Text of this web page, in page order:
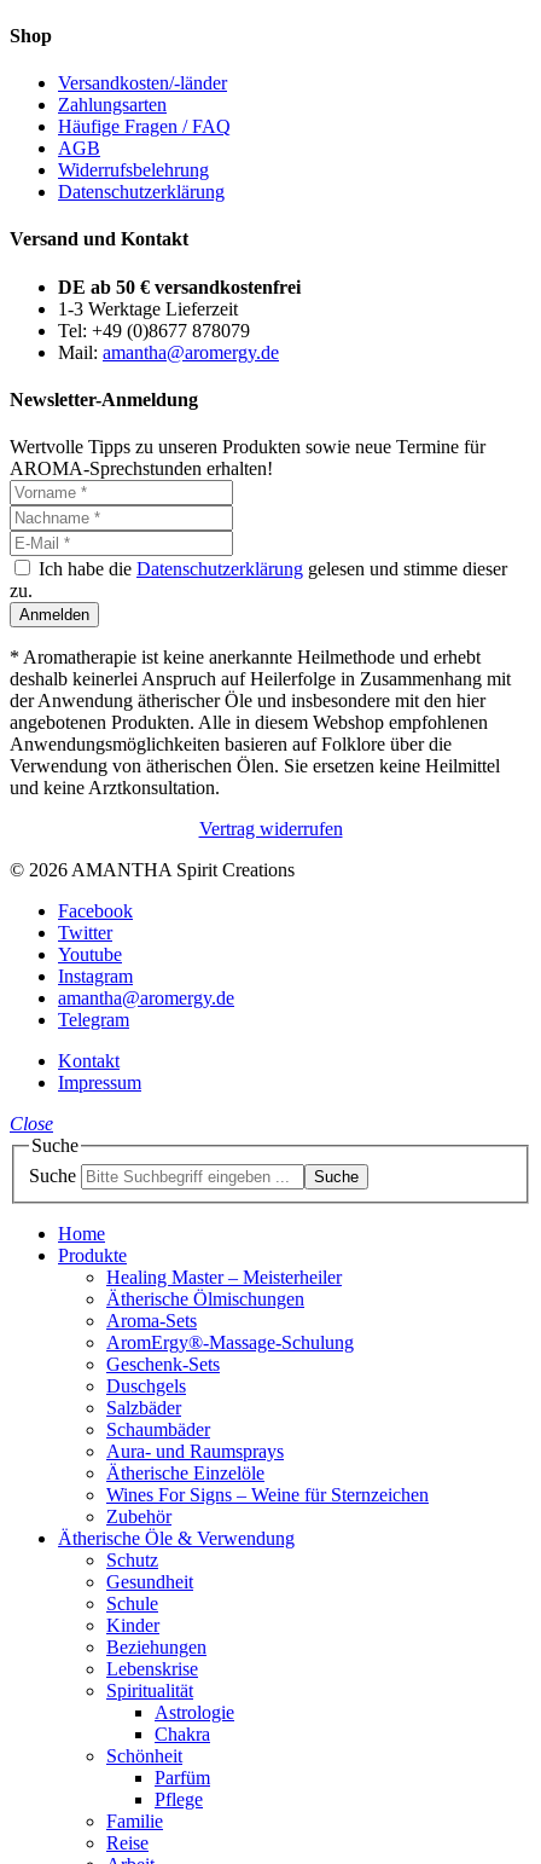
Shop
Versandkosten/-länder
Zahlungsarten
Häufige Fragen / FAQ
AGB
Widerrufsbelehrung
Datenschutzerklärung
Versand und Kontakt
DE ab 50 € versandkostenfrei
1-3 Werktage Lieferzeit
Tel: +49 (0)8677 878079
Mail: amantha@aromergy.de
Newsletter-Anmeldung
Wertvolle Tipps zu unseren Produkten sowie neue Termine für
AROMA-Sprechstunden erhalten!
Ich habe die Datenschutzerklärung gelesen und stimme dieser
zu.
Anmelden
* Aromatherapie ist keine anerkannte Heilmethode und erhebt
deshalb keinerlei Anspruch auf Heilerfolge in Zusammenhang mit
der Anwendung ätherischer Öle und insbesondere mit den hier
angebotenen Produkten. Alle in diesem Webshop empfohlenen
Anwendungsmöglichkeiten basieren auf Folklore über die
Verwendung von ätherischen Ölen. Sie ersetzen keine Heilmittel
und keine Arztkonsultation.
Vertrag widerrufen
© 2026 AMANTHA Spirit Creations
Facebook
Twitter
Youtube
Instagram
amantha@aromergy.de
Telegram
Kontakt
Impressum
Close
Suche
Suche
Suche
Home
Produkte
Healing Master – Meisterheiler
Ätherische Ölmischungen
Aroma-Sets
AromErgy®-Massage-Schulung
Geschenk-Sets
Duschgels
Salzbäder
Schaumbäder
Aura- und Raumsprays
Ätherische Einzelöle
Wines For Signs – Weine für Sternzeichen
Zubehör
Ätherische Öle & Verwendung
Schutz
Gesundheit
Schule
Kinder
Beziehungen
Lebenskrise
Spiritualität
Astrologie
Chakra
Schönheit
Parfüm
Pflege
Familie
Reise